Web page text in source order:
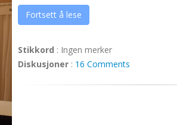
Fortsett å lese
Stikkord : Ingen merker
Diskusjoner : 16 Comments